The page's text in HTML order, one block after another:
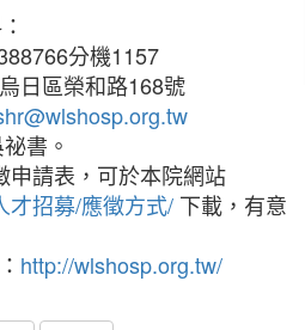
分機1157
日區榮和路168號
書。
申請表，可於本院網站
才招募/應徵方式/ 下載，有意
http://wlshosp.org.tw/